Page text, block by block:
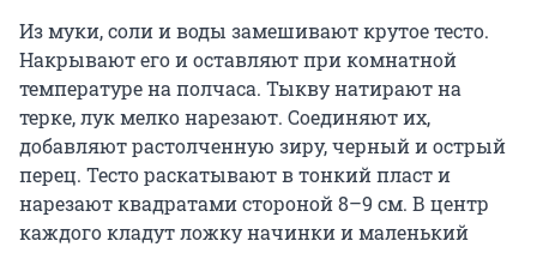
Из муки, соли и воды замешивают крутое тесто.
Накрывают его и оставляют при комнатной
температуре на полчаса. Тыкву натирают на
терке, лук мелко нарезают. Соединяют их,
добавляют растолченную зиру, черный и острый
перец. Тесто раскатывают в тонкий пласт и
нарезают квадратами стороной 8–9 см. В центр
каждого кладут ложку начинки и маленький